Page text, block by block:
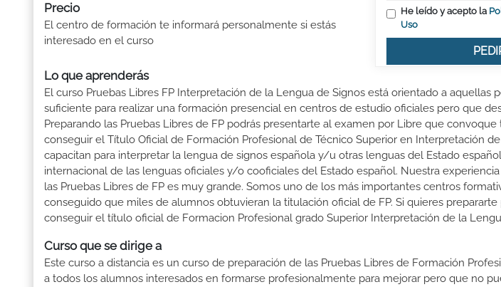
Precio
El centro de formación te informará personalmente si estás
interesado en el curso
He leído y acepto la
Uso
Lo que aprenderás
El curso Pruebas Libres FP Interpretación de la Lengua de Signos está orientado a
suficiente para realizar una formación presencial en centros de estudio oficiales pero que
Preparando las Pruebas Libres de FP podrás presentarte al examen por Libre que
conseguir el Título Oficial de Formación Profesional de Técnico Superior en Interpretación
capacitan para interpretar la lengua de signos española y/u otras lenguas del Estado
internacional de las lenguas oficiales y/o cooficiales del Estado español. Nuestra
las Pruebas Libres de FP es muy grande. Somos uno de los más importantes centros
conseguido que miles de alumnos obtuvieran la titulación oficial de FP. Si quieres prepararte
conseguir el título oficial de Formacion Profesional grado Superior Interpretación de la
Curso que se dirige a
Este curso a distancia es un curso de preparación de las Pruebas Libres de Formación
a todos los alumnos interesados en formarse profesionalmente para mejorar pero que no